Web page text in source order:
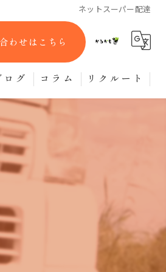
ネットスーパー配達
わせはこちら
ログ コラム リクルート